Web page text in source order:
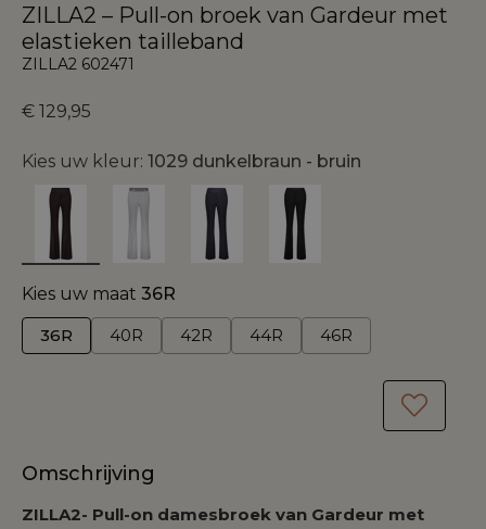
ZILLA2 – Pull-on broek van Gardeur met
elastieken tailleband
ZILLA2 602471
€ 129,95
Kies uw kleur: 1029 dunkelbraun - bruin
Kies uw maat 36R
36R
40R 42R 44R 46R
Omschrijving
ZILLA2- Pull-on damesbroek van Gardeur met